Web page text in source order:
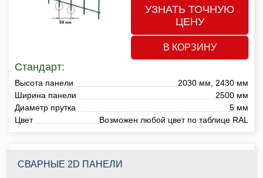
УЗНАТЬ ТОЧНУЮ
ЦЕНУ
В КОРЗИНУ
Стандарт:
Высота панели
2030 мм, 2430 мм
Ширина панели
2500 мм
Диаметр прутка
5 мм
Цвет
Возможен любой цвет по таблице RAL
СВАРНЫЕ 2D ПАНЕЛИ